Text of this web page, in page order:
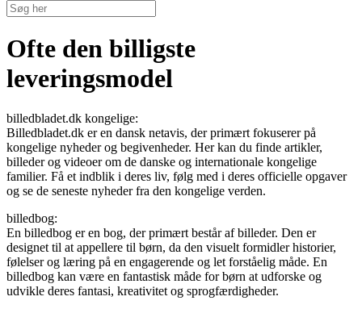
Ofte den billigste
leveringsmodel
billedbladet.dk kongelige:
Billedbladet.dk er en dansk netavis, der primært fokuserer på
kongelige nyheder og begivenheder. Her kan du finde artikler,
billeder og videoer om de danske og internationale kongelige
familier. Få et indblik i deres liv, følg med i deres officielle opgaver
og se de seneste nyheder fra den kongelige verden.
billedbog:
En billedbog er en bog, der primært består af billeder. Den er
designet til at appellere til børn, da den visuelt formidler historier,
følelser og læring på en engagerende og let forståelig måde. En
billedbog kan være en fantastisk måde for børn at udforske og
udvikle deres fantasi, kreativitet og sprogfærdigheder.